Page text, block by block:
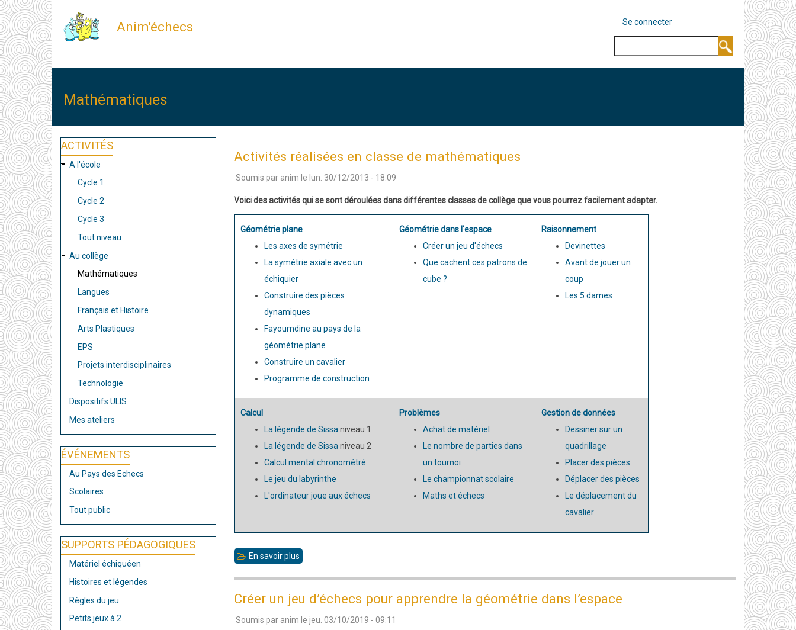
Aller
au
contenu
principal
Anim'échecs
MENU
COMPTE
DE
Se connecter
Mathématiques
ACTIVITÉS
A l'école
Cycle 1
Cycle 2
Cycle 3
Tout niveau
Au collège
Mathématiques
Langues
Français et Histoire
Arts Plastiques
EPS
Projets interdisciplinaires
Technologie
Dispositifs ULIS
Mes ateliers
ÉVÉNEMENTS
Au Pays des Echecs
Scolaires
Tout public
SUPPORTS PÉDAGOGIQUES
Matériel échiquéen
Histoires et légendes
Règles du jeu
Petits jeux à 2
Activités réalisées en classe de mathématiques
Soumis par anim le lun. 30/12/2013 - 18:09
Voici des activités qui se sont déroulées dans différentes classes de collège que vous pourrez facilement adapter.
Géométrie plane
Les axes de symétrie
La symétrie axiale avec un
échiquier
Construire des pièces
dynamiques
Fayoumdine au pays de la
géométrie plane
Construire un cavalier
Programme de construction
Géométrie dans l'espace
Créer un jeu d'échecs
Que cachent ces patrons de
cube ?
Raisonnement
Devinettes
Avant de jouer un
coup
Les 5 dames
Calcul
La légende de Sissa niveau 1
La légende de Sissa niveau 2
Calcul mental chronométré
Le jeu du labyrinthe
L'ordinateur joue aux échecs
Problèmes
Achat de matériel
Le nombre de parties dans
un tournoi
Le championnat scolaire
Maths et échecs
Gestion de données
Dessiner sur un
quadrillage
Placer des pièces
Déplacer des pièces
Le déplacement du
cavalier
En savoir plus
en
classe
Créer un jeu d’échecs pour apprendre la géométrie dans l’espace
Soumis par anim le jeu. 03/10/2019 - 09:11